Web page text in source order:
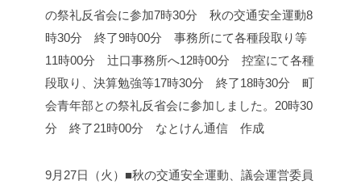
の祭礼反省会に参加7時30分 秋の交通安全運動8
時30分 終了9時00分 事務所にて各種段取り等
11時00分 辻口事務所へ12時00分 控室にて各種
段取り、決算勉強等17時30分 終了18時30分 町
会青年部との祭礼反省会に参加しました。 20時30
分 終了21時00分 なとけん通信 作成
9月27日（火）■秋の交通安全運動、議会運営委員